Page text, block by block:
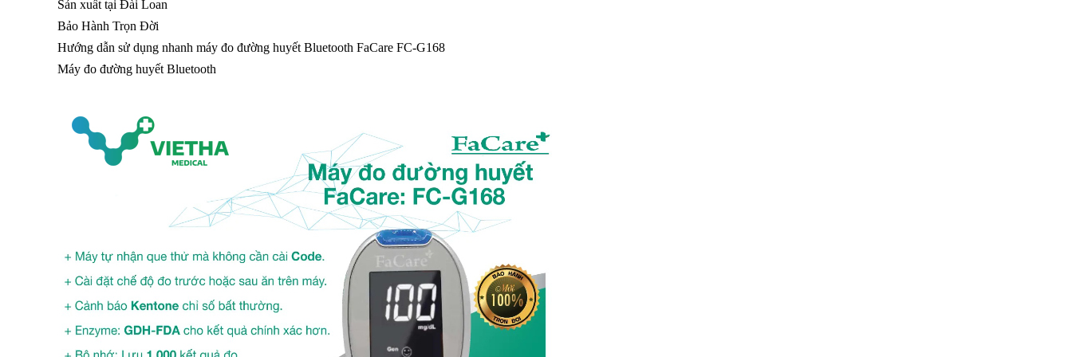
Sản xuất tại Đài Loan
Bảo Hành Trọn Đời
Hướng dẫn sử dụng nhanh máy đo đường huyết Bluetooth FaCare FC-G168
Máy đo đường huyết Bluetooth